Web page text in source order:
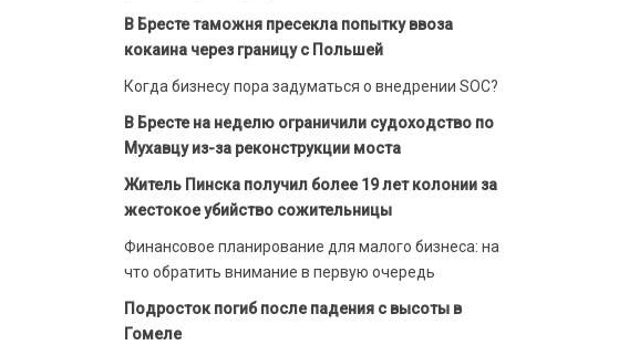
В Бресте таможня пресекла попытку ввоза
кокаина через границу с Польшей
Когда бизнесу пора задуматься о внедрении SOC?
В Бресте на неделю ограничили судоходство по
Мухавцу из-за реконструкции моста
Житель Пинска получил более 19 лет колонии за
жестокое убийство сожительницы
Финансовое планирование для малого бизнеса: на
что обратить внимание в первую очередь
Подросток погиб после падения с высоты в
Гомеле